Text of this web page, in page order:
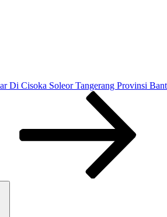
Di Cisoka Soleor Tangerang Provinsi